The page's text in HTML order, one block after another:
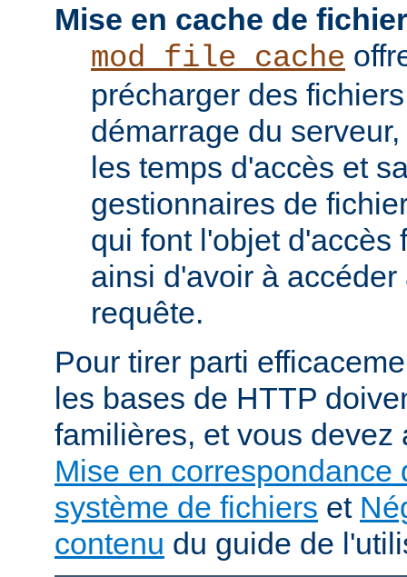
Mise en cache de
mod_file_cache
précharger des
démarrage du
les temps d'accès et
gestionnaires de
qui font l'objet d'accès
ainsi d'avoir à
requête.
Pour tirer parti
les bases de HTTP
familières, et vous devez
Mise en correspondance
système de fichiers et
contenu du guide de